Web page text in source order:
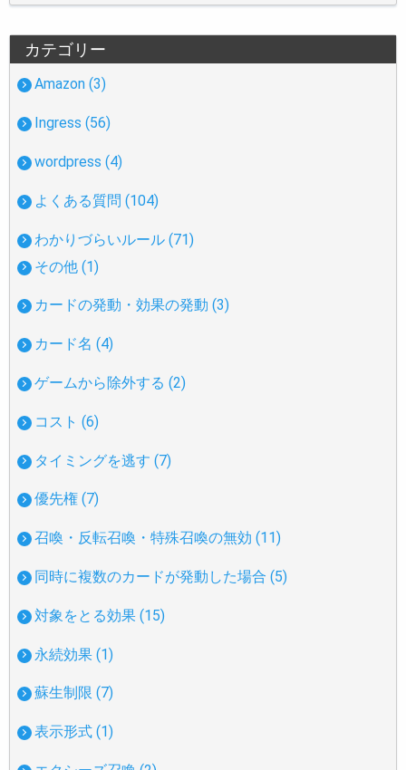
カテゴリー
Amazon (3)
Ingress (56)
wordpress (4)
よくある質問 (104)
わかりづらいルール (71)
その他 (1)
カードの発動・効果の発動 (3)
カード名 (4)
ゲームから除外する (2)
コスト (6)
タイミングを逃す (7)
優先権 (7)
召喚・反転召喚・特殊召喚の無効 (11)
同時に複数のカードが発動した場合 (5)
対象をとる効果 (15)
永続効果 (1)
蘇生制限 (7)
表示形式 (1)